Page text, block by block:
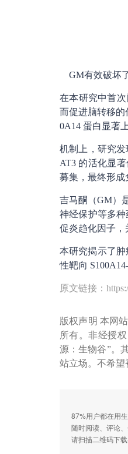
GM有效破坏
在本研究中首
而促进脑转移
0A14 蛋白显著上
机制上，研究发
AT3 的活化显
募集，最终形成
吉马酮（GM）
神经保护等多
促炎趋化因子，
本研究揭示了
性靶向
原文链接：
版权声明 本网
所有。非经授
源：生物谷”。
站立场。不希望
87%用户都在用
随时阅读、评论
请扫描二维码下